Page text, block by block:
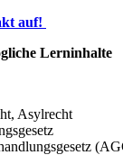
auf!
Lerninhalte
Asylrecht